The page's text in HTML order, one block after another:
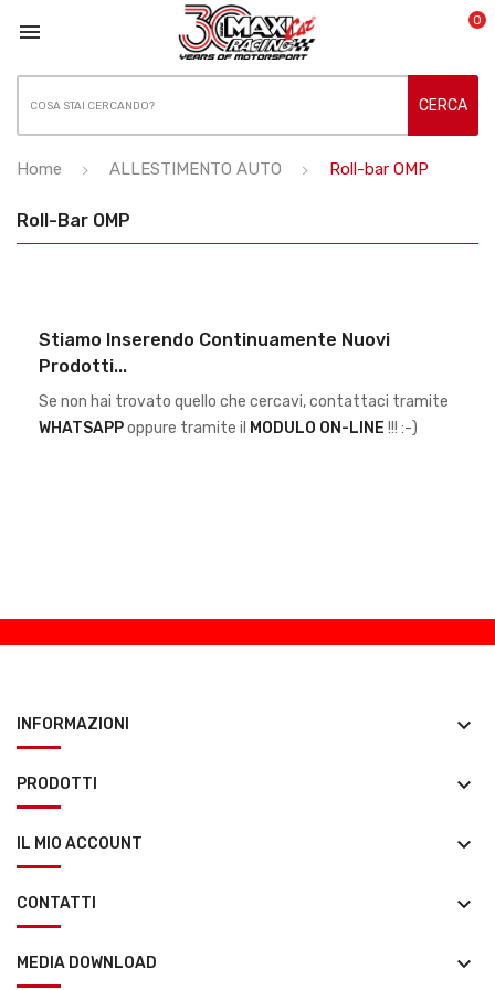
 0
CERCA
Home ALLESTIMENTO AUTO Roll-bar OMP
Roll-Bar OMP
Stiamo Inserendo Continuamente Nuovi
Prodotti...
Se non hai trovato quello che cercavi, contattaci tramite
WHATSAPPoppure tramite il MODULO ON-LINE !!! :-)
INFORMAZIONI keyboard_arrow_down
PRODOTTI keyboard_arrow_down
IL MIO ACCOUNT keyboard_arrow_down
CONTATTI keyboard_arrow_down
MEDIA DOWNLOAD keyboard_arrow_down